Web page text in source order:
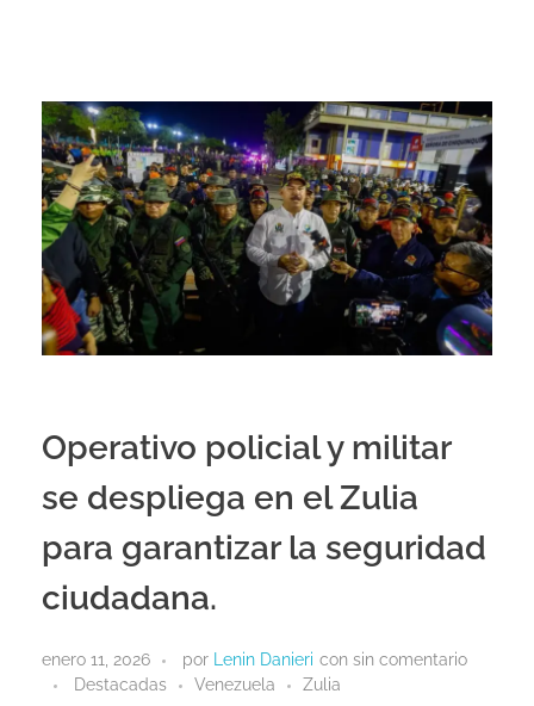
Operativo policial y militar
se despliega en el Zulia
para garantizar la seguridad
ciudadana.
enero 11, 2026 por Lenin Danieri con sin comentario
Destacadas
Venezuela Zulia